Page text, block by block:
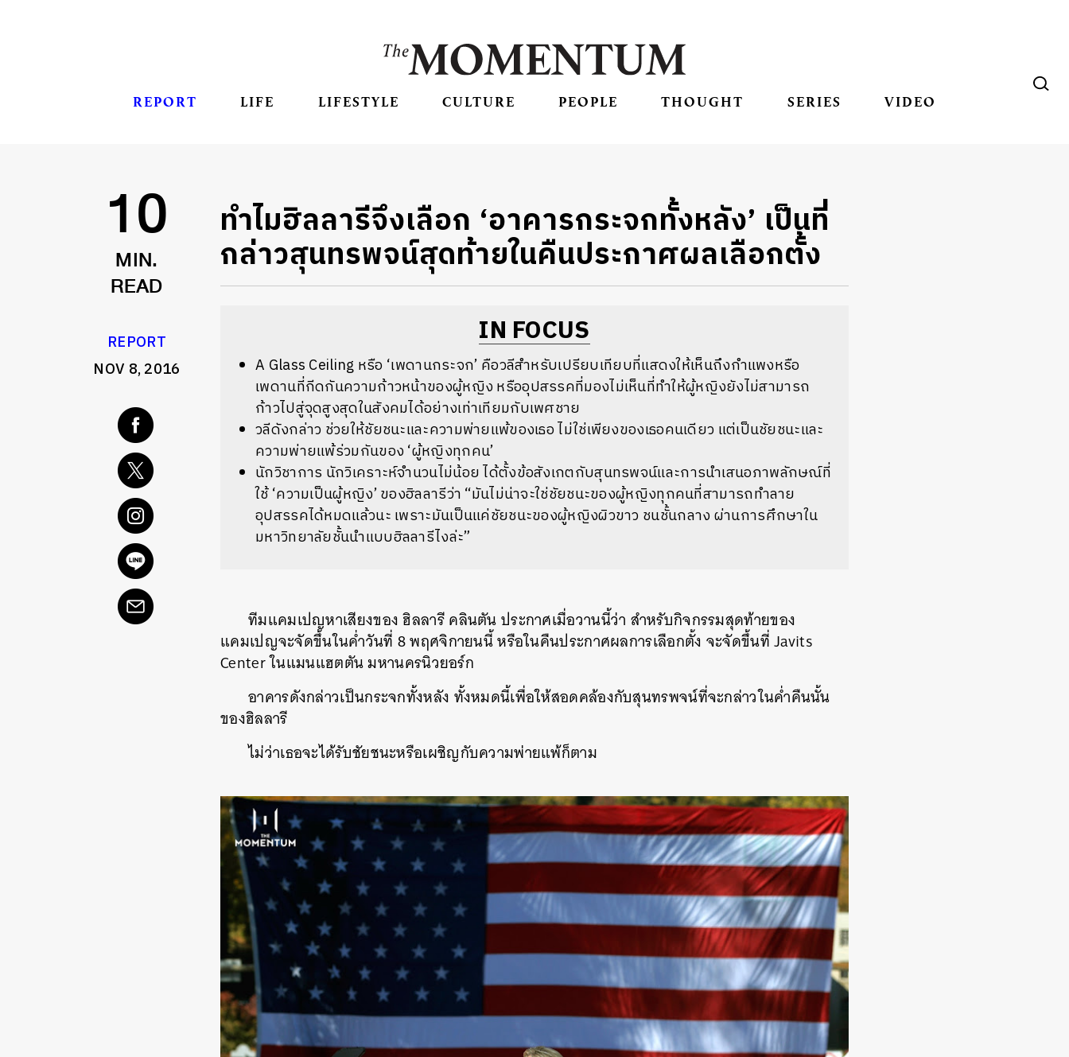
REPORT LIFE LIFESTYLE CULTURE PEOPLE THOUGHT SERIES VIDEO
10
MIN.
READ
REPORT
NOV 8, 2016
ทำไมฮิลลารีจึงเลือก ‘อาคารกระจกทั้งหลัง’ เป็นที่
กล่าวสุนทรพจน์สุดท้ายในคืนประกาศผลเลือกตั้ง
IN FOCUS
A Glass Ceiling หรือ ‘เพดานกระจก’ คือวลีสำหรับเปรียบเทียบที่แสดงให้เห็นถึงกำแพงหรือ
เพดานที่กีดกันความก้าวหน้าของผู้หญิง หรืออุปสรรคที่มองไม่เห็นที่ทำให้ผู้หญิงยังไม่สามารถ
ก้าวไปสู่จุดสูงสุดในสังคมได้อย่างเท่าเทียมกับเพศชาย
วลีดังกล่าว ช่วยให้ชัยชนะและความพ่ายแพ้ของเธอ ไม่ใช่เพียงของเธอคนเดียว แต่เป็นชัยชนะและ
ความพ่ายแพ้ร่วมกันของ ‘ผู้หญิงทุกคน’
นักวิชาการ นักวิเคราะห์จำนวนไม่น้อย ได้ตั้งข้อสังเกตกับสุนทรพจน์และการนำเสนอภาพลักษณ์ที่
ใช้ ‘ความเป็นผู้หญิง’ ของฮิลลารีว่า “มันไม่น่าจะใช่ชัยชนะของผู้หญิงทุกคนที่สามารถทำลาย
อุปสรรคได้หมดแล้วนะ เพราะมันเป็นแค่ชัยชนะของผู้หญิงผิวขาว ชนชั้นกลาง ผ่านการศึกษาใน
มหาวิทยาลัยชั้นนำแบบฮิลลารีไงล่ะ”
ทีมแคมเปญหาเสียงของ ฮิลลารี คลินตัน ประกาศเมื่อวานนี้ว่า สำหรับกิจกรรมสุดท้ายของ
แคมเปญจะจัดขึ้นในค่ำวันที่ 8 พฤศจิกายนนี้ หรือในคืนประกาศผลการเลือกตั้ง จะจัดขึ้นที่ Javits
Center ในแมนแฮตตัน มหานครนิวยอร์ก
อาคารดังกล่าวเป็นกระจกทั้งหลัง ทั้งหมดนี้เพื่อให้สอดคล้องกับสุนทรพจน์ที่จะกล่าวในค่ำคืนนั้น
ของฮิลลารี
ไม่ว่าเธอจะได้รับชัยชนะหรือเผชิญกับความพ่ายแพ้ก็ตาม